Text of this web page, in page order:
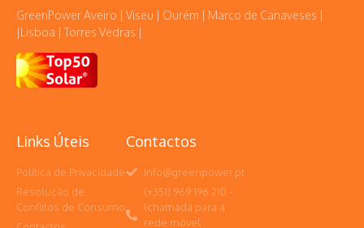
GreenPower Aveiro | Viseu | Ourém | Marco de Canaveses |
|Lisboa | Torres Vedras |
Links Úteis
Política de Privacidade
Resolução de
Conflitos de Consumo
Contactos
Info@greenpower.pt
(+351) 969 196 210 -
(chamada para a
rede móvel